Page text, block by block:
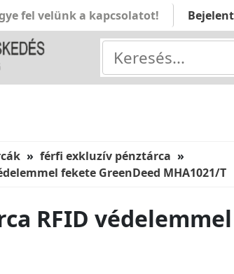
fel velünk a kapcsolatot!
férfi exkluzív pénztárca
fekete GreenDeed MHA1021/T
RFID